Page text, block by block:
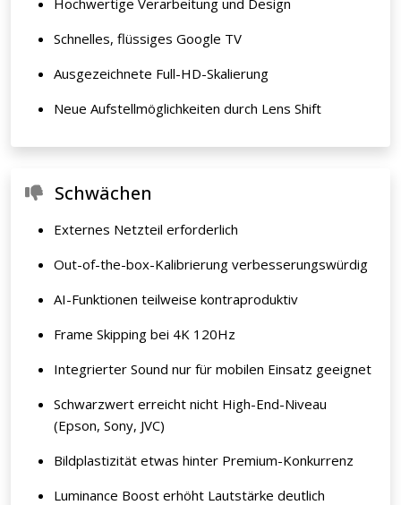
Schnelles, flüssiges Google TV
Ausgezeichnete Full-HD-Skalierung
Neue Aufstellmöglichkeiten durch Lens Shift
Schwächen
Externes Netzteil erforderlich
Out-of-the-box-Kalibrierung verbesserungswürdig
AI-Funktionen teilweise kontraproduktiv
Frame Skipping bei 4K 120Hz
Integrierter Sound nur für mobilen Einsatz geeignet
Schwarzwert erreicht nicht High-End-Niveau
(Epson, Sony, JVC)
Bildplastizität etwas hinter Premium-Konkurrenz
Luminance Boost erhöht Lautstärke deutlich